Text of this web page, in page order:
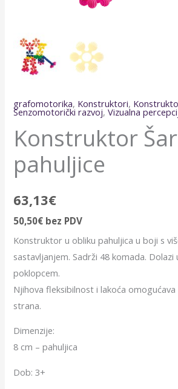
grafomotorika, Konstruktori,
Senzomotorički razvoj,Vizualna
Konstruktor
pahuljice
63,13€
50,50€ bez PDV
Konstruktor u obliku pahuljica u boji s
sastavljanjem. Sadrži 48 komada. Dolazi
poklopcem.
Njihova fleksibilnost i lakoća omogućava
strana.
Dimenzije:
8 cm – pahuljica
Dob: 3+